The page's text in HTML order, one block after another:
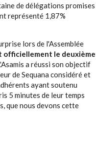
de délégations promises
représenté 1,87%
lors de l'Assemblée
officiellement le deuxième
a réussi son objectif
de Sequana considéré et
ayant soutenu
5 minutes de leur temps
que nous devons cette